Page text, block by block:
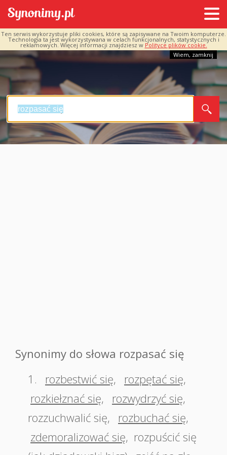
Ten serwis wykorzystuje pliki cookies, które są zapisywane na Twoim komputerze.
Technologia ta jest wykorzystywana w celach funkcjonalnych, statystycznych i
reklamowych. Więcej informacji znajdziesz w Polityce plików cookie.
Wiem, zamknij
Synonimy do słowa rozpasać się
1.
rozbestwić się, rozpętać się,
rozkiełznać się, rozwydrzyć się,
rozzuchwalić się, rozbuchać się,
zdemoralizować się, rozpuścić się